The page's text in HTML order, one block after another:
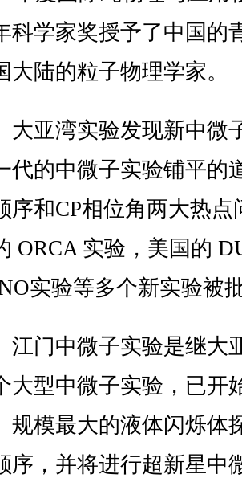
科学家奖授予了中国的
大陆的粒子物理学家。
湾实验发现新中微
代的中微子实验铺平的
序和CP相位角两大热
ORCA 实验，美国的
实验等多个新实验被
中微子实验是继大
大型中微子实验，已开
规模最大的液体闪烁体
序，并将进行超新星中